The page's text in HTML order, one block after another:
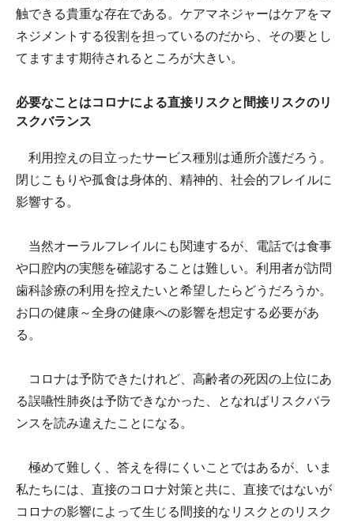
触できる貴重な存在である。ケアマネジャーはケアをマ
ネジメントする役割を担っているのだから、その要とし
てますます期待されるところが大きい。
必要なことはコロナによる直接リスクと間接リスクのリ
スクバランス
利用控えの目立ったサービス種別は通所介護だろう。
閉じこもりや孤食は身体的、精神的、社会的フレイルに
影響する。
当然オーラルフレイルにも関連するが、電話では食事
や口腔内の実態を確認することは難しい。利用者が訪問
歯科診療の利用を控えたいと希望したらどうだろうか。
お口の健康～全身の健康への影響を想定する必要があ
る。
コロナは予防できたけれど、高齢者の死因の上位にあ
る誤嚥性肺炎は予防できなかった、となればリスクバラ
ンスを読み違えたことになる。
極めて難しく、答えを得にくいことではあるが、いま
私たちには、直接のコロナ対策と共に、直接ではないが
コロナの影響によって生じる間接的なリスクとのリスク